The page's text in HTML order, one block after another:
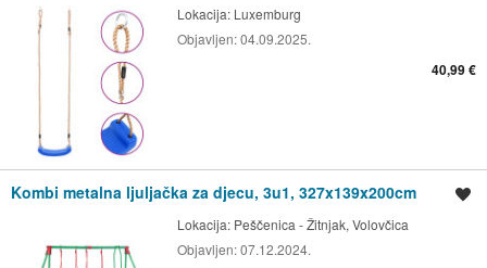
Lokacija: Luxemburg
Objavljen:04.09.2025.
40,99 €
Kombi metalna ljuljačka za djecu, 3u1, 327x139x200cm
Lokacija: Peščenica - Žitnjak, Volovčica
Objavljen:07.12.2024.